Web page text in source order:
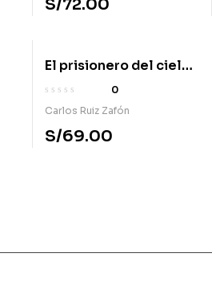
S/72.00
El prisionero del cielo.
Tetralogía El
cementerio de los
0
Carlos Ruiz Zafón
S/69.00